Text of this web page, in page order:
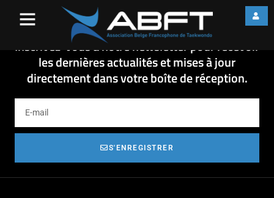
fiche Stage DPK 10-2015
Inscrivez-vous à notre newsletter pour recevoir
les dernières actualités et mises à jour
directement dans votre boîte de réception.
S'ENREGISTRER